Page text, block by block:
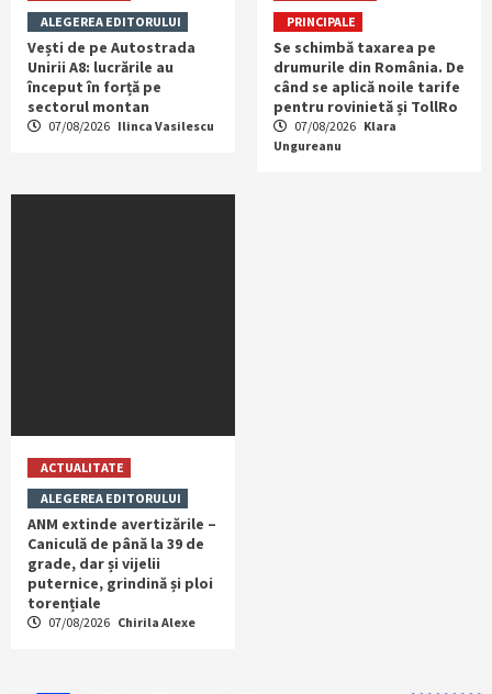
ALEGEREA EDITORULUI
Vești de pe Autostrada
Unirii A8: lucrările au
început în forță pe
sectorul montan
07/08/2026 Ilinca Vasilescu
PRINCIPALE
Se schimbă taxarea pe
drumurile din România. De
când se aplică noile tarife
pentru rovinietă și TollRo
07/08/2026 Klara
Ungureanu
ACTUALITATE
ALEGEREA EDITORULUI
ANM extinde avertizările –
Caniculă de până la 39 de
grade, dar și vijelii
puternice, grindină și ploi
torențiale
07/08/2026 Chirila Alexe